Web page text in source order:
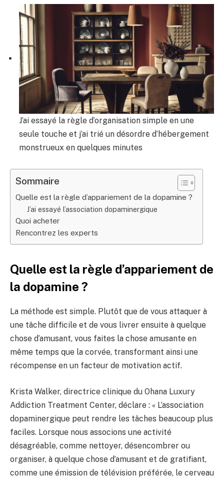
J’ai essayé la règle d’organisation simple en une
seule touche et j’ai trié un désordre d’hébergement
monstrueux en quelques minutes
Sommaire
Quelle est la règle d’appariement de la dopamine ?
J’ai essayé l’association dopaminergique
Quoi acheter
Rencontrez les experts
Quelle est la règle d’appariement de
la dopamine ?
La méthode est simple. Plutôt que de vous attaquer à
une tâche difficile et de vous livrer ensuite à quelque
chose d’amusant, vous faites la chose amusante en
même temps que la corvée, transformant ainsi une
récompense en un facteur de motivation actif.
Krista Walker, directrice clinique du Ohana Luxury
Addiction Treatment Center, déclare : « L’association
dopaminergique peut rendre les tâches beaucoup plus
faciles. Lorsque nous associons une activité
désagréable, comme nettoyer, désencombrer ou
organiser, à quelque chose d’amusant et de gratifiant,
comme une émission de télévision préférée, le cerveau